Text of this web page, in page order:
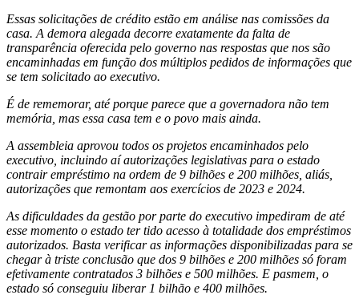
Essas solicitações de crédito estão em análise nas comissões da
casa. A demora alegada decorre exatamente da falta de
transparência oferecida pelo governo nas respostas que nos são
encaminhadas em função dos múltiplos pedidos de informações que
se tem solicitado ao executivo.
É de rememorar, até porque parece que a governadora não tem
memória, mas essa casa tem e o povo mais ainda.
A assembleia aprovou todos os projetos encaminhados pelo
executivo, incluindo aí autorizações legislativas para o estado
contrair empréstimo na ordem de 9 bilhões e 200 milhões, aliás,
autorizações que remontam aos exercícios de 2023 e 2024.
As dificuldades da gestão por parte do executivo impediram de até
esse momento o estado ter tido acesso à totalidade dos empréstimos
autorizados. Basta verificar as informações disponibilizadas para se
chegar à triste conclusão que dos 9 bilhões e 200 milhões só foram
efetivamente contratados 3 bilhões e 500 milhões. E pasmem, o
estado só conseguiu liberar 1 bilhão e 400 milhões.